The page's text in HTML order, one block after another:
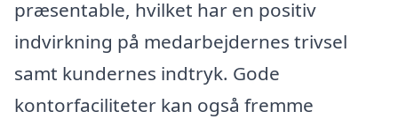
præsentable, hvilket har en positiv
indvirkning på medarbejdernes trivsel
samt kundernes indtryk. Gode
kontorfaciliteter kan også fremme